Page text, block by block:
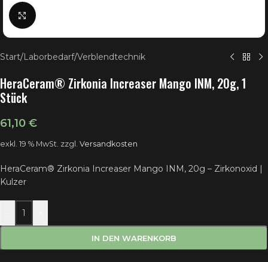
Klick zum Vergrößern
Start/Laborbedarf/Verblendtechnik
HeraCeram® Zirkonia Increaser Mango INM, 20g, 1
Stück
61,10 €
exkl. 19 % MwSt. zzgl. Versandkosten
HeraCeram® Zirkonia Increaser Mango INM, 20g – Zirkonoxid |
Kulzer
IN DEN WARENKORB